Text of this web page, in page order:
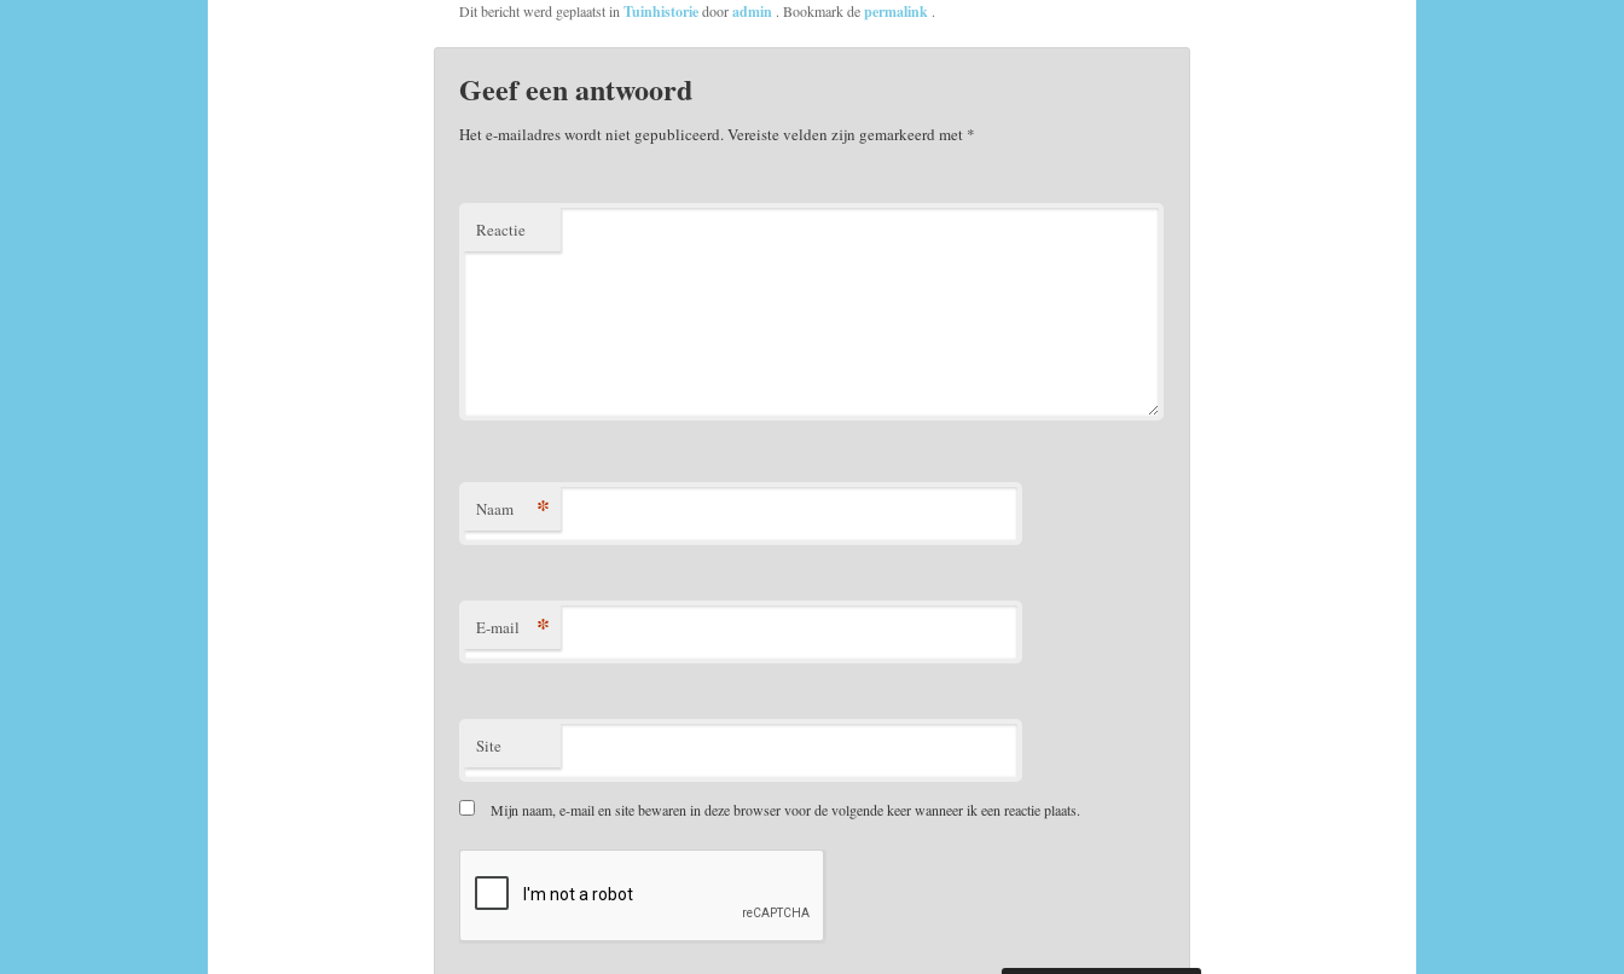
Dit bericht werd geplaatst inTuinhistoriedooradmin . Bookmark depermalink .
Geef een antwoord
Het e-mailadres wordt niet gepubliceerd.Vereiste velden zijn gemarkeerd met *
Reactie
Naam *
E-mail *
Site
Mijn naam, e-mail en site bewaren in deze browser voor de volgende keer wanneer ik een reactie plaats.